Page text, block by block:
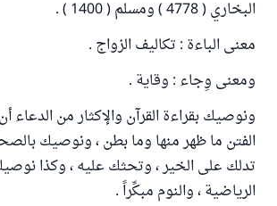
البخاري ( 4778 ) ومسلم ( 1400 ) .
معنى الباءة : تكاليف الزواج .
ومعنى وِجاء : وقاية .
ونوصيك بقراءة القرآن والإكثار من الدعاء
الفتن ما ظهر منها وما بطن ، ونوصيك
تدلك على الخير ، وتحثك عليه ، وكذا
الرياضية ، والنوم مبكِّراً .